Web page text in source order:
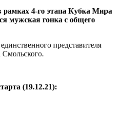
рамках 4-го этапа Кубка Мира
мужская гонка с общего
представителя
(19.12.21):